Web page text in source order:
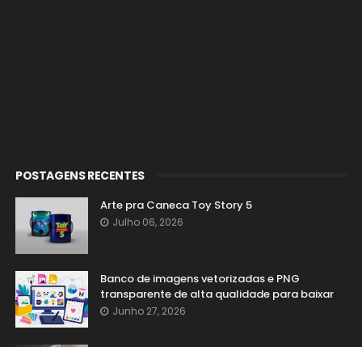
POSTAGENS RECENTES
Arte pra Caneca Toy Story 5
Julho 06, 2026
Banco de imagens vetorizadas e PNG
transparente de alta qualidade para baixar
Junho 27, 2026